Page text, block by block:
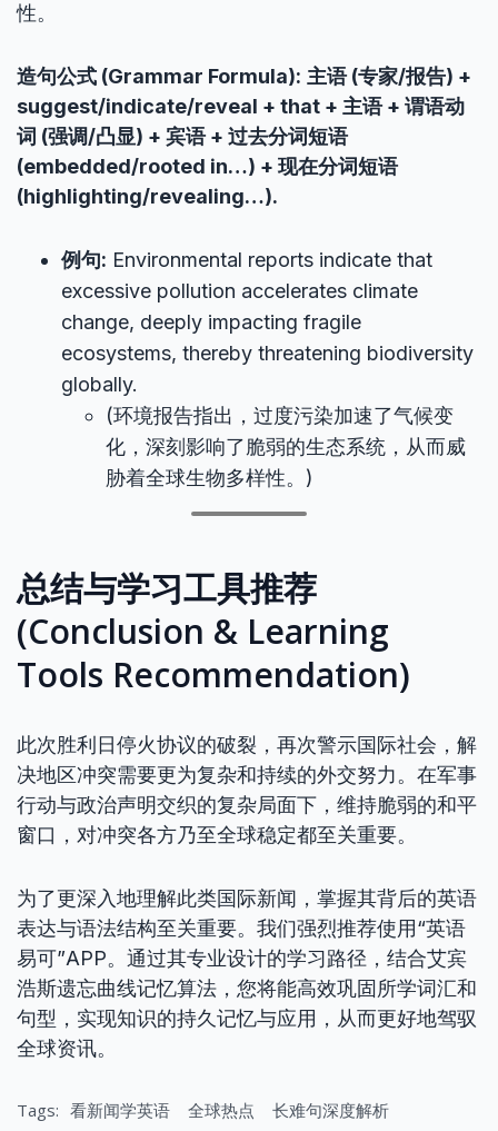
性。
造句公式 (Grammar Formula): 主语 (专家/报告) +
suggest/indicate/reveal + that + 主语 + 谓语动
词 (强调/凸显) + 宾语 + 过去分词短语
(embedded/rooted in…) + 现在分词短语
(highlighting/revealing…).
例句: Environmental reports indicate that
excessive pollution accelerates climate
change, deeply impacting fragile
ecosystems, thereby threatening biodiversity
globally.
(环境报告指出，过度污染加速了气候变
化，深刻影响了脆弱的生态系统，从而威
胁着全球生物多样性。)
总结与学习工具推荐
(Conclusion & Learning
Tools Recommendation)
此次胜利日停火协议的破裂，再次警示国际社会，解
决地区冲突需要更为复杂和持续的外交努力。在军事
行动与政治声明交织的复杂局面下，维持脆弱的和平
窗口，对冲突各方乃至全球稳定都至关重要。
为了更深入地理解此类国际新闻，掌握其背后的英语
表达与语法结构至关重要。我们强烈推荐使用“英语
易可”APP。通过其专业设计的学习路径，结合艾宾
浩斯遗忘曲线记忆算法，您将能高效巩固所学词汇和
句型，实现知识的持久记忆与应用，从而更好地驾驭
全球资讯。
Tags: 看新闻学英语 全球热点 长难句深度解析